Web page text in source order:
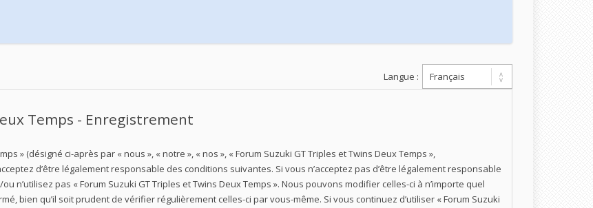
Langue :
Temps - Enregistrement
» (désigné ci-après par « nous », « notre », « nos », « Forum Suzuki GT Triples et Twins Deux Temps »,
d’être légalement responsable des conditions suivantes. Si vous n’acceptez pas d’être légalement responsable
n’utilisez pas « Forum Suzuki GT Triples et Twins Deux Temps ». Nous pouvons modifier celles-ci à n’importe quel
bien qu’il soit prudent de vérifier régulièrement celles-ci par vous-même. Si vous continuez d’utiliser « Forum Suzuki